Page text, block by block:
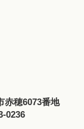
赤穂6073番地
0236